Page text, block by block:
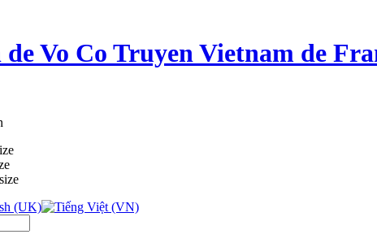
Vo Co Truyen Vietnam de